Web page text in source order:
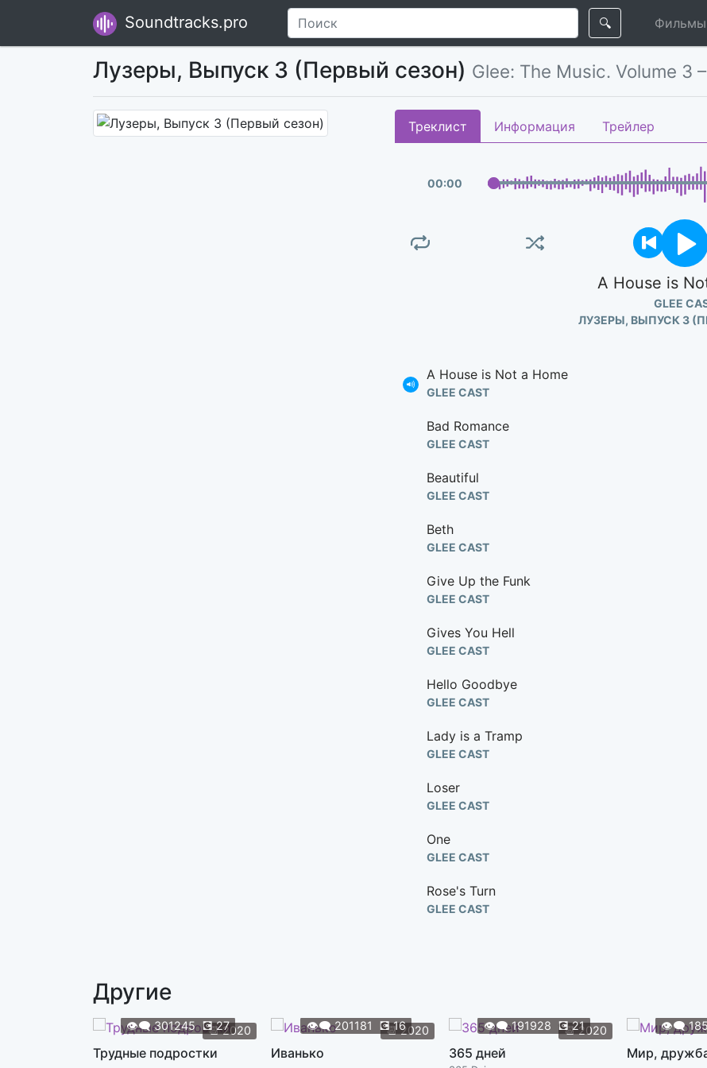
Soundtracks.pro 🔍 Фильмы
Лузеры, Выпуск 3 (Первый сезон) Glee: The Music. Volume 3
Треклист Информация Трейлер
00:00
A House is
GLEE
ЛУЗЕРЫ, ВЫПУСК 3
A House is Not a Home
GLEE CAST
Bad Romance
GLEE CAST
Beautiful
GLEE CAST
Beth
GLEE CAST
Give Up the Funk
GLEE CAST
Gives You Hell
GLEE CAST
Hello Goodbye
GLEE CAST
Lady is a Tramp
GLEE CAST
Loser
GLEE CAST
One
GLEE CAST
Rose's Turn
GLEE CAST
Poker Face
GLEE CAST FEAT. IDINA MENZEL
Другие
📆2020
👁️‍🗨️301245 💽27
Трудные подростки
📆2020
👁️‍🗨️201181 💽16
Иванько
📆2020
👁️‍🗨️191928 💽21
365 дней
👁️‍🗨️
Мир,